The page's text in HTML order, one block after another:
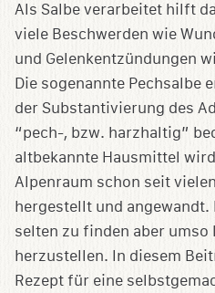
Als Salbe verarbeitet hilft
viele Beschwerden wie
und Gelenkentzündungen
Die sogenannte Pechsalbe
der Substantivierung des
“pech-, bzw. harzhaltig”
altbekannte Hausmittel
Alpenraum schon seit
hergestellt und angewandt.
selten zu finden aber
herzustellen. In diesem
Rezept für eine